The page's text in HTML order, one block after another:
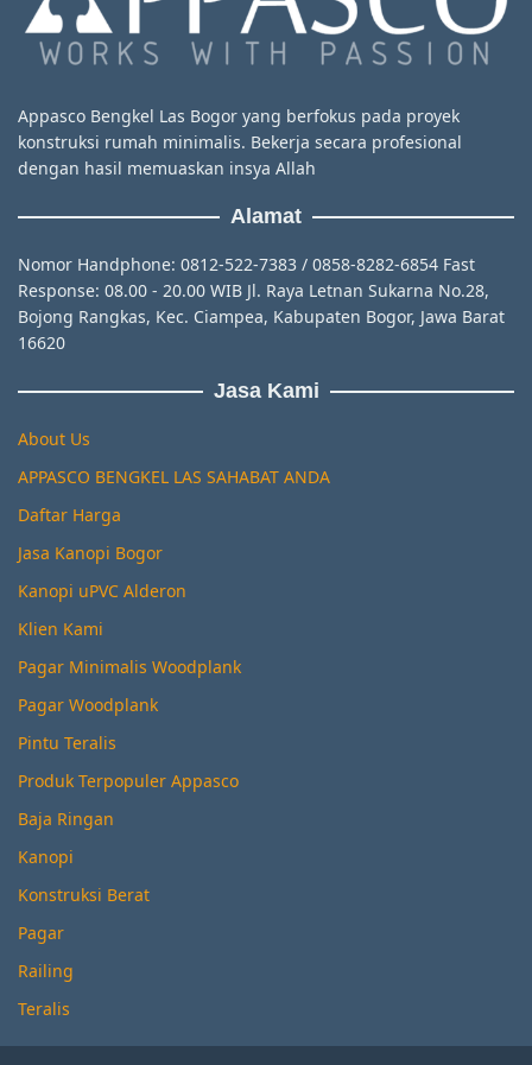
Appasco Bengkel Las Bogor yang berfokus pada proyek
konstruksi rumah minimalis. Bekerja secara profesional
dengan hasil memuaskan insya Allah
Alamat
Nomor Handphone: 0812-522-7383 / 0858-8282-6854 Fast
Response: 08.00 - 20.00 WIB Jl. Raya Letnan Sukarna No.28,
Bojong Rangkas, Kec. Ciampea, Kabupaten Bogor, Jawa Barat
16620
Jasa Kami
About Us
APPASCO BENGKEL LAS SAHABAT ANDA
Daftar Harga
Jasa Kanopi Bogor
Kanopi uPVC Alderon
Klien Kami
Pagar Minimalis Woodplank
Pagar Woodplank
Pintu Teralis
Produk Terpopuler Appasco
Baja Ringan
Kanopi
Konstruksi Berat
Pagar
Railing
Teralis